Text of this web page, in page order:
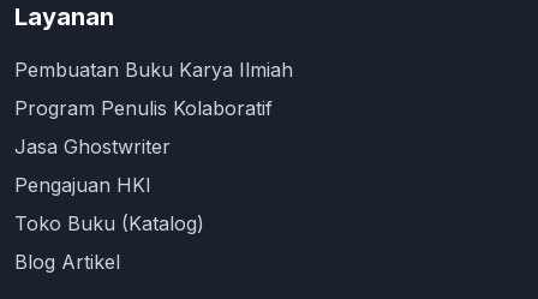
Layanan
Pembuatan Buku Karya Ilmiah
Program Penulis Kolaboratif
Jasa Ghostwriter
Pengajuan HKI
Toko Buku (Katalog)
Blog Artikel